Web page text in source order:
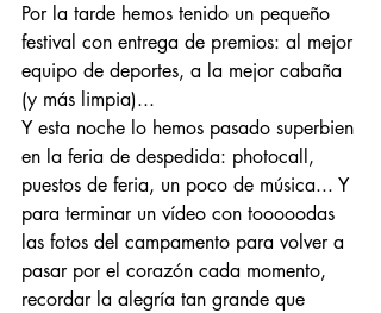
Por la tarde hemos tenido un pequeño
festival con entrega de premios: al mejor
equipo de deportes, a la mejor cabaña
(y más limpia)...
Y esta noche lo hemos pasado superbien
en la feria de despedida: photocall,
puestos de feria, un poco de música... Y
para terminar un vídeo con tooooodas
las fotos del campamento para volver a
pasar por el corazón cada momento,
recordar la alegría tan grande que